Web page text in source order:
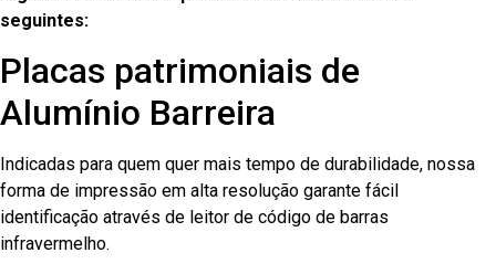
seguintes:
Placas patrimoniais de
Alumínio Barreira
Indicadas para quem quer mais tempo de durabilidade, nossa
forma de impressão em alta resolução garante fácil
identificação através de leitor de código de barras
infravermelho.